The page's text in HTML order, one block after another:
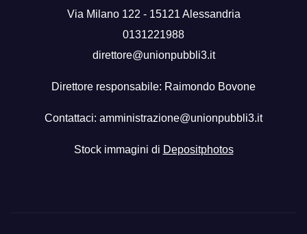
Via Milano 122 - 15121 Alessandria
0131221988
direttore@unionpubbli3.it
Direttore responsabile: Raimondo Bovone
Contattaci: amministrazione@unionpubbli3.it
Stock immagini di Depositphotos